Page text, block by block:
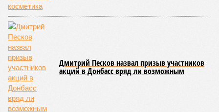
Дмитрий Песков назвал призыв участников
акций в Донбасс вряд ли возможным